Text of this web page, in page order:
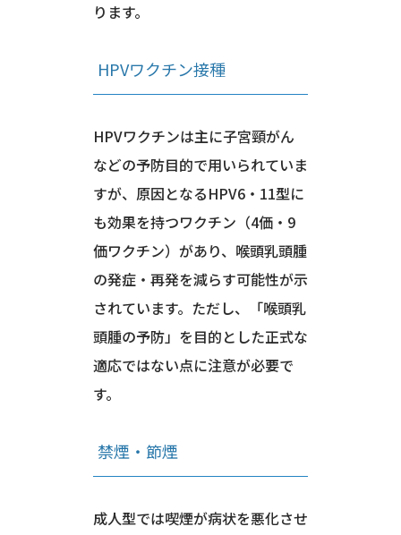
ります。
HPVワクチン接種
HPVワクチンは主に子宮頸がん
などの予防目的で用いられていま
すが、原因となるHPV6・11型に
も効果を持つワクチン（4価・9
価ワクチン）があり、喉頭乳頭腫
の発症・再発を減らす可能性が示
されています。ただし、「喉頭乳
頭腫の予防」を目的とした正式な
適応ではない点に注意が必要で
す。
禁煙・節煙
成人型では喫煙が病状を悪化させ